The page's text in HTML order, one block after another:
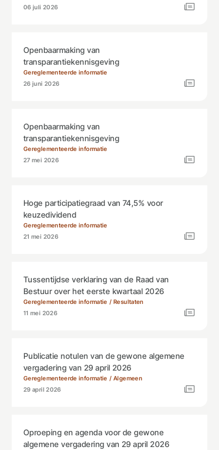
06 juli 2026
Openbaarmaking van
transparantiekennisgeving
Gereglementeerde informatie
26 juni 2026
Openbaarmaking van
transparantiekennisgeving
Gereglementeerde informatie
27 mei 2026
Hoge participatiegraad van 74,5% voor
keuzedividend
Gereglementeerde informatie
21 mei 2026
Tussentijdse verklaring van de Raad van
Bestuur over het eerste kwartaal 2026
Gereglementeerde informatie
Resultaten
11 mei 2026
Publicatie notulen van de gewone algemene
vergadering van 29 april 2026
Gereglementeerde informatie
Algemeen
29 april 2026
Oproeping en agenda voor de gewone
algemene vergadering van 29 april 2026